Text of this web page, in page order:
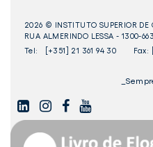
2026 © INSTITUTO SUPERIOR DE
RUA ALMERINDO LESSA - 1300-
Tel:
[+351] 21 361 94 30 Fax:
LINKEDININSTAGAMFACEBOOK
YOUTUBE